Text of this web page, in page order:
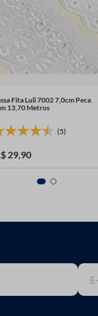
Fita Luli 7002 7,0cm Peca
13,70 Metros
(5)
29, 90